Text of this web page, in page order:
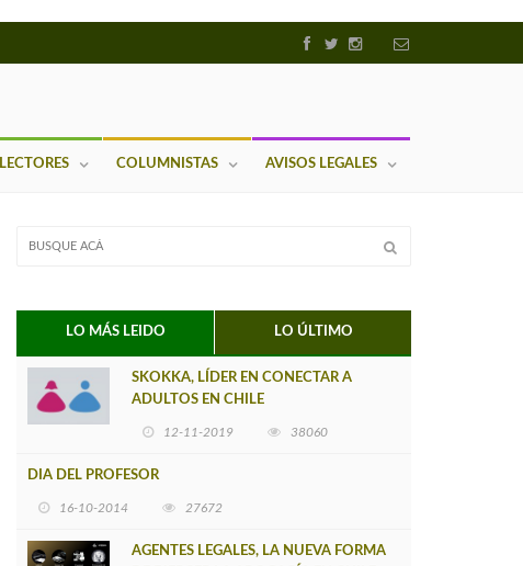
LECTORES COLUMNISTAS AVISOS LEGALES
LO MÁS LEIDO LO ÚLTIMO
SKOKKA, LÍDER EN CONECTAR A
ADULTOS EN CHILE
12-11-2019 38060
DIA DEL PROFESOR
16-10-2014 27672
AGENTES LEGALES, LA NUEVA FORMA